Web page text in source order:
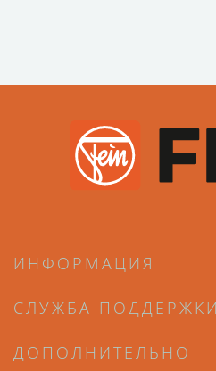
ИНФОРМАЦИЯ
СЛУЖБА ПОДДЕРЖКИ
ДОПОЛНИТЕЛЬНО